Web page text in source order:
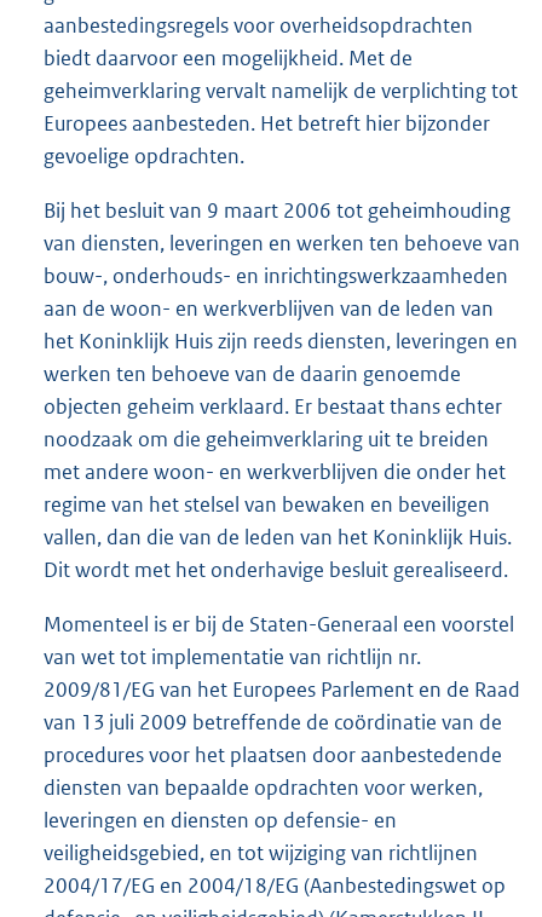
aanbestedingsregels voor overheidsopdrachten
biedt daarvoor een mogelijkheid. Met de
geheimverklaring vervalt namelijk de verplichting tot
Europees aanbesteden. Het betreft hier bijzonder
gevoelige opdrachten.
Bij het besluit van 9 maart 2006 tot geheimhouding
van diensten, leveringen en werken ten behoeve van
bouw-, onderhouds- en inrichtingswerkzaamheden
aan de woon- en werkverblijven van de leden van
het Koninklijk Huis zijn reeds diensten, leveringen en
werken ten behoeve van de daarin genoemde
objecten geheim verklaard. Er bestaat thans echter
noodzaak om die geheimverklaring uit te breiden
met andere woon- en werkverblijven die onder het
regime van het stelsel van bewaken en beveiligen
vallen, dan die van de leden van het Koninklijk Huis.
Dit wordt met het onderhavige besluit gerealiseerd.
Momenteel is er bij de Staten-Generaal een voorstel
van wet tot implementatie van richtlijn nr.
2009/81/EG van het Europees Parlement en de Raad
van 13 juli 2009 betreffende de coördinatie van de
procedures voor het plaatsen door aanbestedende
diensten van bepaalde opdrachten voor werken,
leveringen en diensten op defensie- en
veiligheidsgebied, en tot wijziging van richtlijnen
2004/17/EG en 2004/18/EG (Aanbestedingswet op